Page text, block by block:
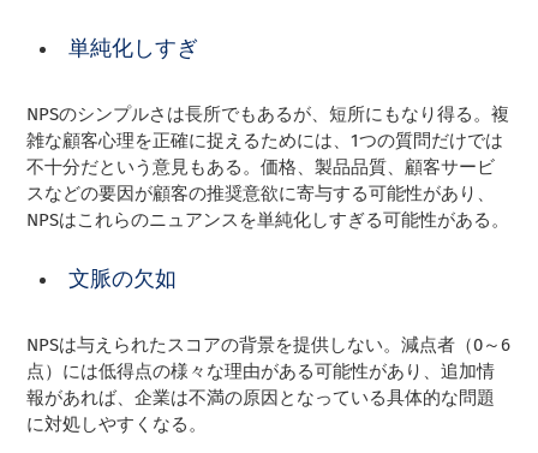
単純化しすぎ
NPSのシンプルさは長所でもあるが、短所にもなり得る。複
雑な顧客心理を正確に捉えるためには、1つの質問だけでは
不十分だという意見もある。価格、製品品質、顧客サービ
スなどの要因が顧客の推奨意欲に寄与する可能性があり、
NPSはこれらのニュアンスを単純化しすぎる可能性がある。
文脈の欠如
NPSは与えられたスコアの背景を提供しない。減点者（0～6
点）には低得点の様々な理由がある可能性があり、追加情
報があれば、企業は不満の原因となっている具体的な問題
に対処しやすくなる。